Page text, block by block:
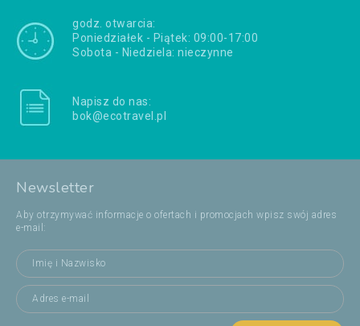
godz. otwarcia:
Poniedziałek - Piątek: 09:00-17:00
Sobota - Niedziela: nieczynne
Napisz do nas:
bok@ecotravel.pl
Newsletter
Aby otrzymywać informacje o ofertach i promocjach wpisz swój adres
e-mail: